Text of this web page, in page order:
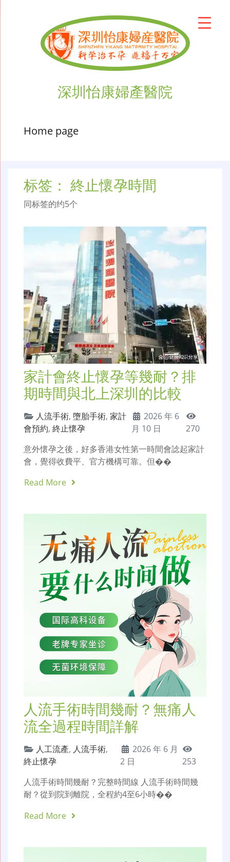
深圳怡康婦產醫院
Home page
标签： 終止懷孕時間
同标签的约5个
家計會終止懷孕等幾耐？排
期時間與北上深圳的比較
人流手術, 墮胎手術, 家計
會預約, 終止懷孕
2026 年 6
月 10 日
270
意外懷孕之後，好多香港女性第一時間會諗起家計
會，覺得收費平、官方機構可靠。但��
Read More
人流手術時間幾耐？無痛人
流全過程時間詳解
人工流產, 人流手術,
終止懷孕
2026 年 6 月
2 日
253
人流手術時間幾耐？完整時間線 人流手術時間幾
耐？從到院到離院，全程約4至6小時��
Read More